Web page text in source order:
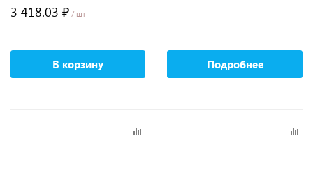
3 418.03 ₽ / шт
В корзину Подробнее